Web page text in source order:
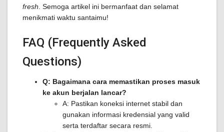
fresh . Semoga artikel ini bermanfaat dan selamat
menikmati waktu santaimu!
FAQ (Frequently Asked
Questions)
Q: Bagaimana cara memastikan proses masuk
ke akun berjalan lancar?
A: Pastikan koneksi internet stabil dan
gunakan informasi kredensial yang valid
serta terdaftar secara resmi.